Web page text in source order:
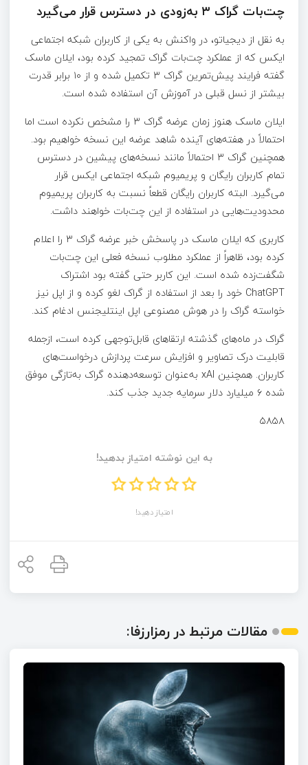
چت‌بات گراک ۳ به‌زودی در دسترس قرار می‌گیرد
به نقل از دیجیاتو، در واکنش به یکی از کاربران شبکه اجتماعی
ایکس که از عملکرد چت‌بات گراک تمجید کرده بود، ایلان ماسک
گفته فرایند پیش‌تمرین گراک ۳ تکمیل شده و از ۱۰ برابر قدرت
بیشتر از نسل قبلی در آموزش آن استفاده شده است.
ایلان ماسک هنوز زمان عرضه گراک ۳ را مشخص نکرده است اما
احتمالاً در هفته‌های آینده شاهد عرضه این نسخه خواهیم بود.
همچنین گراک ۳ احتمالاً مانند نسخه‌های پیشین در دسترس
تمام کاربران رایگان و پریمیوم شبکه اجتماعی ایکس قرار
می‌گیرد. البته کاربران رایگان قطعاً نسبت به کاربران پریمیوم
محدودیت‌هایی در استفاده از این چت‌بات خواهند داشت.
کاربری که ایلان ماسک در پاسخش خبر عرضه گراک ۳ را اعلام
کرده بود، ظاهراً از عملکرد مطلوب نسخه فعلی این چت‌بات
شگفت‌زده شده است. این کاربر حتی گفته بود اشتراک
ChatGPT خود را بعد از استفاده از گراک لغو کرده و از اپل نیز
خواسته گراک را در هوش مصنوعی اپل اینتلیجنس ادغام کند.
گراک در ماه‌های گذشته ارتقاهای قابل‌توجهی کرده است، ازجمله
قابلیت درک تصاویر و افزایش سرعت پردازش درخواست‌های
کاربران. همچنین xAI به‌عنوان توسعه‌دهنده گراک به‌تازگی موفق
شده ۶ میلیارد دلار سرمایه جدید جذب کند.
۵۸۵۸
به این نوشته امتیاز بدهید!
امتیاز دهید!
مقالات مرتبط در رمزارزفا: